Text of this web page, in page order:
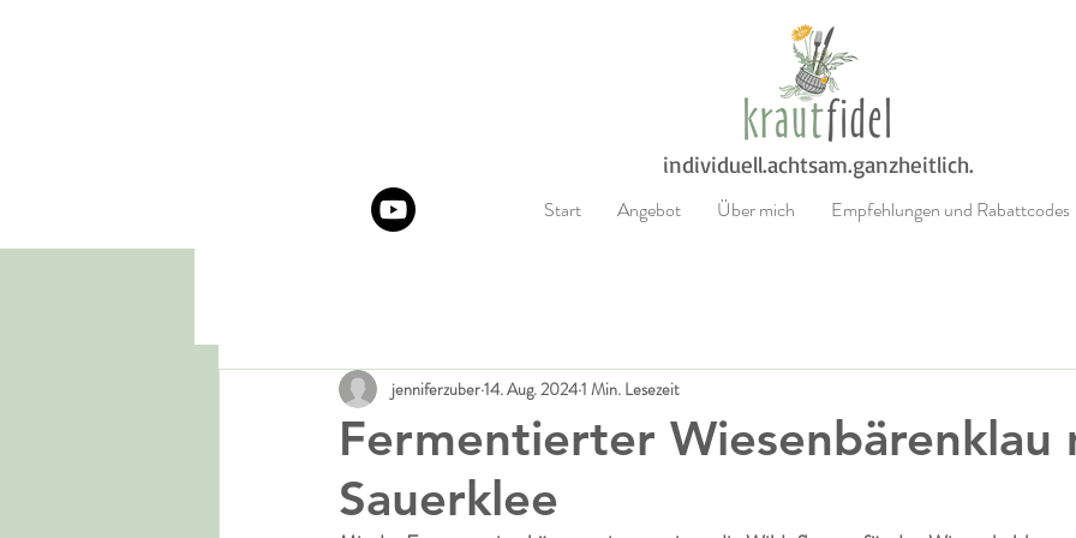
individuell.achtsam.ganzheitlich.
Start Angebot Über mich Empfehlungen und Rabattcodes
Fermentierter Wiesenbärenklau
Sauerklee
jenniferzuber14. Aug. 20241 Min. Lesezeit